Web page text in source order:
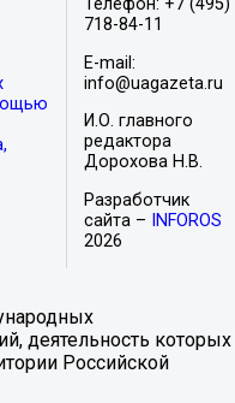
Телефон: +7 (495)
718-84-11
E-mail:
info@uagazeta.ru
И.О. главного
редактора
Дорохова Н.В.
Разработчик
сайта –
INFOROS
2026
деятельность которых
Российской